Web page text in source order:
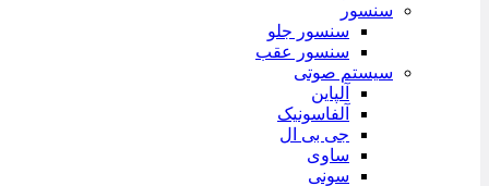
سنسور
سنسور جلو
سنسور عقب
سیستم صوتی
آلپاین
آلفاسونیک
جی بی ال
ساوی
سونی